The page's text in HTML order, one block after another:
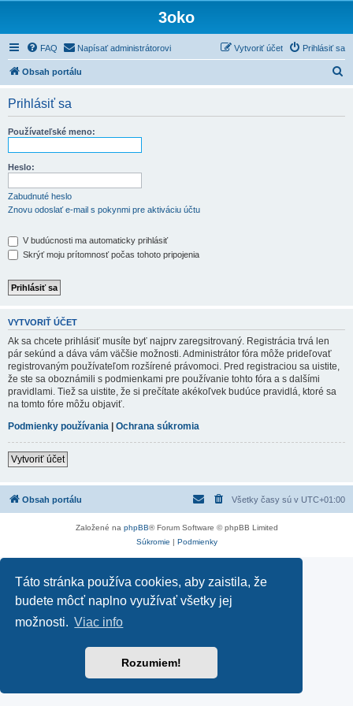
Táto stránka používa cookies, aby zaistila, že
budete môcť naplno využívať všetky jej
možnosti. Viac info
Rozumiem!
3oko
FAQ Napísať administrátorovi Prihlásiť sa
Vytvoriť účet
Obsah portálu
Prihlásiť sa
Používateľské meno:
Heslo:
Zabudnuté heslo
Znovu odoslať e-mail s pokynmi pre aktiváciu účtu
V budúcnosti ma automaticky prihlásiť
Skrýť moju prítomnosť počas tohoto pripojenia
VYTVORIŤ ÚČET
Ak sa chcete prihlásiť musíte byť najprv zaregsitrovaný. Registrácia trvá len
pár sekúnd a dáva vám väčšie možnosti. Administrátor fóra môže prideľovať
registrovaným používateľom rozšírené právomoci. Pred registraciou sa uistite,
že ste sa oboznámili s podmienkami pre používanie tohto fóra a s dalšími
pravidlami. Tiež sa uistite, že si prečítate akékoľvek budúce pravidlá, ktoré sa
na tomto fóre môžu objaviť.
Podmienky používania | Ochrana súkromia
Vytvoriť účet
Obsah portálu Všetky časy sú v UTC+01:00
Založené na phpBB® Forum Software © phpBB Limited
Súkromie | Podmienky